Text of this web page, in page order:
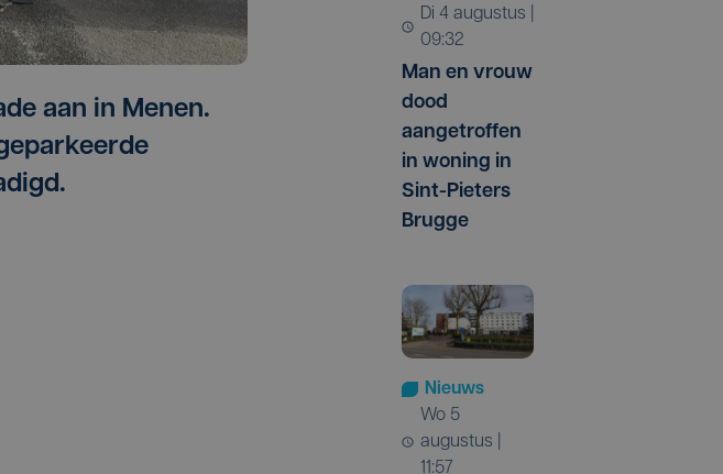
aan in Menen.
di 4 augustus |
09:32
Man en vrouw
dood
aangetroffen
in woning in
Sint-Pieters
Brugge
Nieuws
wo 5
augustus |
11:57